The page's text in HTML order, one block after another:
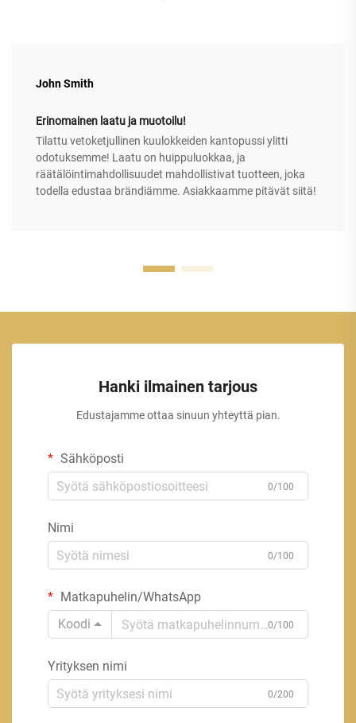
John Smith
Erinomainen laatu ja muotoilu!
Tilattu vetoketjullinen kuulokkeiden kantopussi ylitti
odotuksemme! Laatu on huippuluokkaa, ja
räätälöintimahdollisuudet mahdollistivat tuotteen, joka
todella edustaa brändiämme. Asiakkaamme pitävät siitä!
Hanki ilmainen tarjous
Edustajamme ottaa sinuun yhteyttä pian.
Sähköposti
0/100
Nimi
0/100
Matkapuhelin/WhatsApp
Koodi
0/100
Yrityksen nimi
0/200